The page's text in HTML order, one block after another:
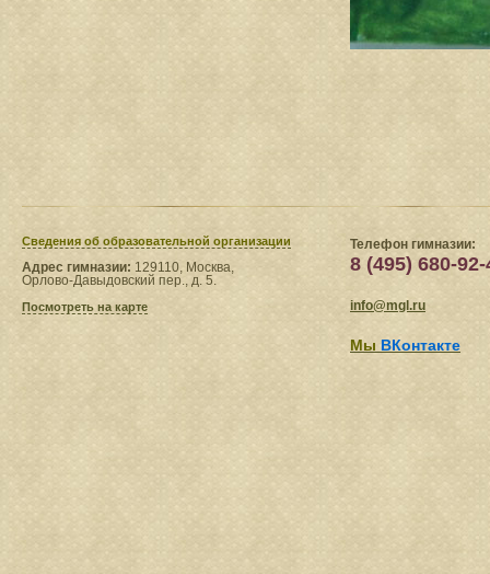
Сведения​ об образовательной организации
Адрес гимназии: 129110, Москва,
Орлово-Давыдовский пер., д. 5.
Посмотреть на карте
Телефон гимназии:
8 (495) 680-92-
info@mgl.ru
Мы ВКонтакте